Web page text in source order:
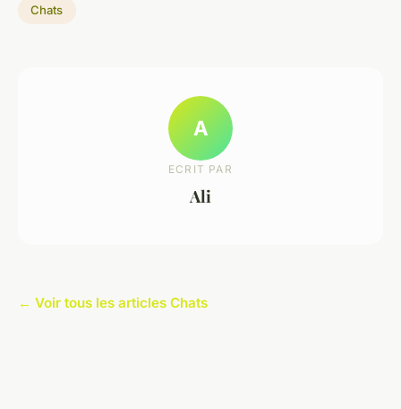
Chats
A
ECRIT PAR
Ali
← Voir tous les articles Chats